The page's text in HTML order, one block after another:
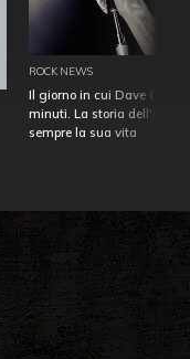
ROCK NEWS
Il giorno in cui Dave
minuti. La storia
sempre la sua vita